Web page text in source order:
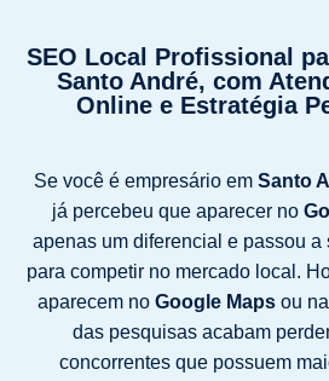
SEO Local Profissional
Santo André, com
Online e Estratégia
Se você é empresário em Santo
já percebeu que aparecer no
apenas um diferencial e passou a
para competir no mercado local.
aparecem no Google Mapsou
das pesquisas acabam
concorrentes que possuem